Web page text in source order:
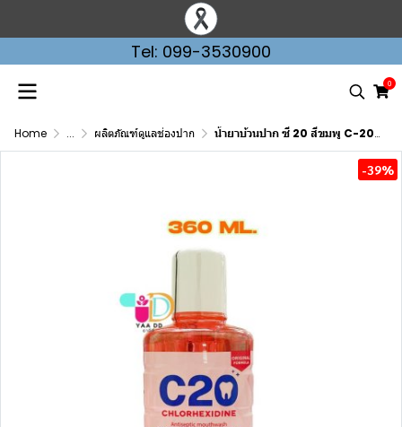
Tel: 099-3530900
0
Home ... ผลิตภัณฑ์ดูแลช่องปาก น้ำยาบ้วนปาก ซี 20 สีขมพู C-20 MOUTH WASH 180 ML และ 360ML.
-39%